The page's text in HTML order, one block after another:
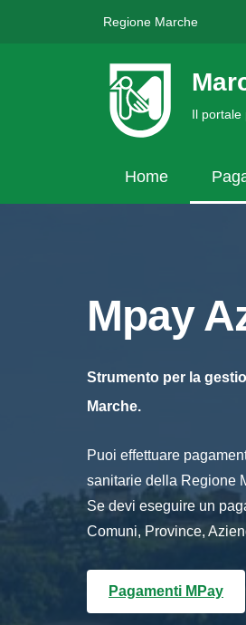
Regione Marche
Il portale
Home
Mpay
Strumento per la
Marche.
Puoi effettuare
sanitarie della Regione
Se devi eseguire un
Comuni, Province,
Pagamenti MPay